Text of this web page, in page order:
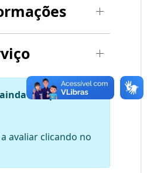
não possui
avaliar clicando no